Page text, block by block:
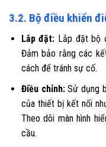
3.2. Bộ điều khiển
Lắp đặt: Lắp đặt bộ
Đảm bảo rằng các
cách để tránh sự cố.
Điều chỉnh:Sử dụng
của thiết bị kết nối
Theo dõi màn hình
cầu.